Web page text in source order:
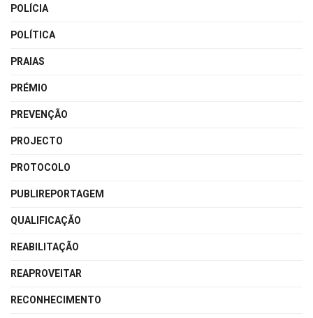
POLÍCIA
POLÍTICA
PRAIAS
PRÉMIO
PREVENÇÃO
PROJECTO
PROTOCOLO
PUBLIREPORTAGEM
QUALIFICAÇÃO
REABILITAÇÃO
REAPROVEITAR
RECONHECIMENTO